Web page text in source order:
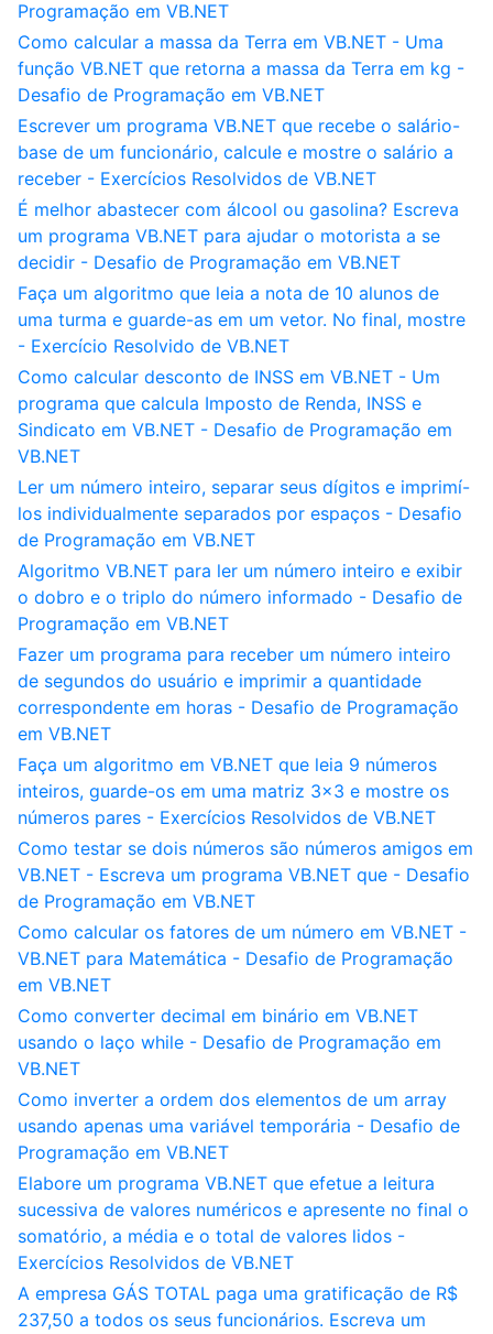
Programação em VB.NET
Como calcular a massa da Terra em VB.NET - Uma
função VB.NET que retorna a massa da Terra em kg -
Desafio de Programação em VB.NET
Escrever um programa VB.NET que recebe o salário-
base de um funcionário, calcule e mostre o salário a
receber - Exercícios Resolvidos de VB.NET
É melhor abastecer com álcool ou gasolina? Escreva
um programa VB.NET para ajudar o motorista a se
decidir - Desafio de Programação em VB.NET
Faça um algoritmo que leia a nota de 10 alunos de
uma turma e guarde-as em um vetor. No final, mostre
- Exercício Resolvido de VB.NET
Como calcular desconto de INSS em VB.NET - Um
programa que calcula Imposto de Renda, INSS e
Sindicato em VB.NET - Desafio de Programação em
VB.NET
Ler um número inteiro, separar seus dígitos e imprimí-
los individualmente separados por espaços - Desafio
de Programação em VB.NET
Algoritmo VB.NET para ler um número inteiro e exibir
o dobro e o triplo do número informado - Desafio de
Programação em VB.NET
Fazer um programa para receber um número inteiro
de segundos do usuário e imprimir a quantidade
correspondente em horas - Desafio de Programação
em VB.NET
Faça um algoritmo em VB.NET que leia 9 números
inteiros, guarde-os em uma matriz 3x3 e mostre os
números pares - Exercícios Resolvidos de VB.NET
Como testar se dois números são números amigos em
VB.NET - Escreva um programa VB.NET que - Desafio
de Programação em VB.NET
Como calcular os fatores de um número em VB.NET -
VB.NET para Matemática - Desafio de Programação
em VB.NET
Como converter decimal em binário em VB.NET
usando o laço while - Desafio de Programação em
VB.NET
Como inverter a ordem dos elementos de um array
usando apenas uma variável temporária - Desafio de
Programação em VB.NET
Elabore um programa VB.NET que efetue a leitura
sucessiva de valores numéricos e apresente no final o
somatório, a média e o total de valores lidos -
Exercícios Resolvidos de VB.NET
A empresa GÁS TOTAL paga uma gratificação de R$
237,50 a todos os seus funcionários. Escreva um